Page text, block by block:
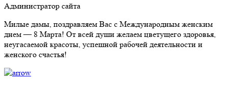
Администратор сайта
Милые дамы, поздравляем Вас с Международным женским
днем — 8 Марта! От всей души желаем цветущего здоровья,
неугасаемой красоты, успешной рабочей деятельности и
женского счастья!